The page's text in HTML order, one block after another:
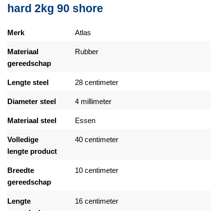
hard 2kg 90 shore
Merk Atlas
Materiaal
gereedschap
Rubber
Lengte steel 28 centimeter
Diameter steel 4 millimeter
Materiaal steel Essen
Volledige
lengte product
40 centimeter
Breedte
gereedschap
10 centimeter
Lengte
16 centimeter